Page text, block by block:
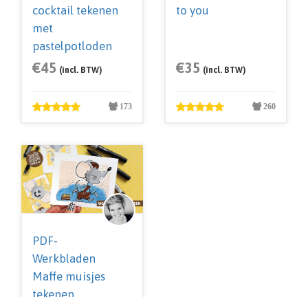
cocktail tekenen
met
pastelpotloden
€45 (incl. BTW)
173
to you
€35 (incl. BTW)
260
PDF-
Werkbladen
Maffe muisjes